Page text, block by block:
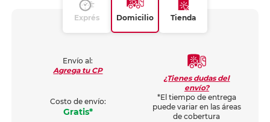
Exprés Domicilio Tienda
Envío al:
Agrega tu CP
Costo de envío:
Gratis*
¿Tienes dudas del
envío?
*El tiempo de entrega
puede variar en las áreas
de cobertura